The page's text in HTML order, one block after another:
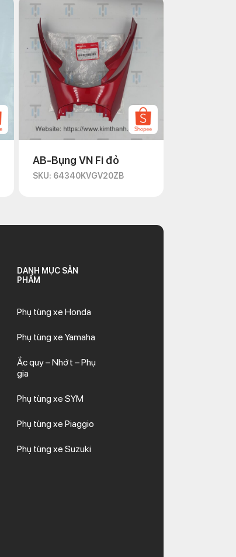
AB-Bụng VN Fi đỏ
SKU: 64340KVGV20ZB
DANH MỤC SẢN
PHẨM
Phụ tùng xe Honda
Phụ tùng xe Yamaha
Ắc quy – Nhớt – Phụ
gia
Phụ tùng xe SYM
Phụ tùng xe Piaggio
Phụ tùng xe Suzuki